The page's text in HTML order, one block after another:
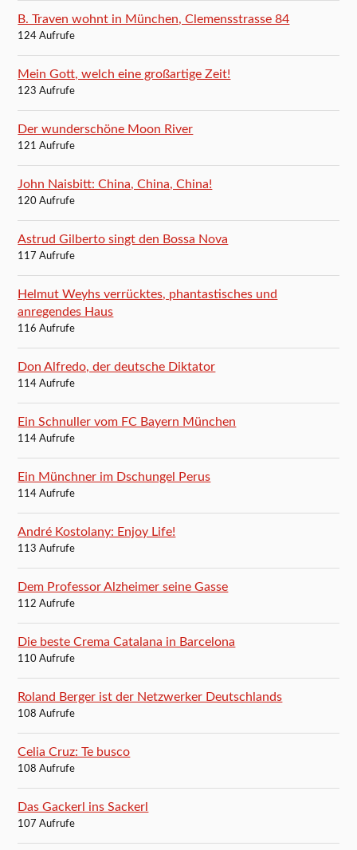
B. Traven wohnt in München, Clemensstrasse 84
124 Aufrufe
Mein Gott, welch eine großartige Zeit!
123 Aufrufe
Der wunderschöne Moon River
121 Aufrufe
John Naisbitt: China, China, China!
120 Aufrufe
Astrud Gilberto singt den Bossa Nova
117 Aufrufe
Helmut Weyhs verrücktes, phantastisches und
anregendes Haus
116 Aufrufe
Don Alfredo, der deutsche Diktator
114 Aufrufe
Ein Schnuller vom FC Bayern München
114 Aufrufe
Ein Münchner im Dschungel Perus
114 Aufrufe
André Kostolany: Enjoy Life!
113 Aufrufe
Dem Professor Alzheimer seine Gasse
112 Aufrufe
Die beste Crema Catalana in Barcelona
110 Aufrufe
Roland Berger ist der Netzwerker Deutschlands
108 Aufrufe
Celia Cruz: Te busco
108 Aufrufe
Das Gackerl ins Sackerl
107 Aufrufe